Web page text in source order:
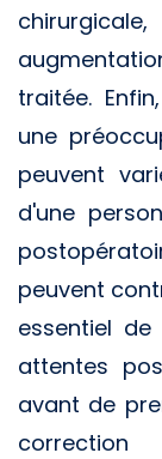
traitée.
une
peuvent
d'une
peuvent
essentiel
attentes
avant de
correction